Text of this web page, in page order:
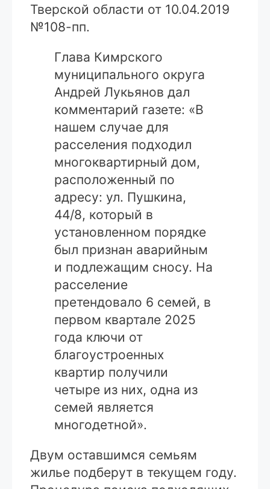
Тверской области от 10.04.2019
№108-пп.
Глава Кимрского
муниципального округа
Андрей Лукьянов дал
комментарий газете: «В
нашем случае для
расселения подходил
многоквартирный дом,
расположенный по
адресу: ул. Пушкина,
44/8, который в
установленном порядке
был признан аварийным
и подлежащим сносу. На
расселение
претендовало 6 семей, в
первом квартале 2025
года ключи от
благоустроенных
квартир получили
четыре из них, одна из
семей является
многодетной».
Двум оставшимся семьям
жилье подберут в текущем году.